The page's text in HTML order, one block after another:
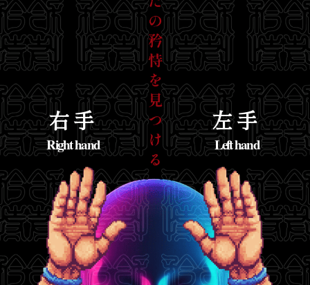
右手
Right hand
左手
Left hand